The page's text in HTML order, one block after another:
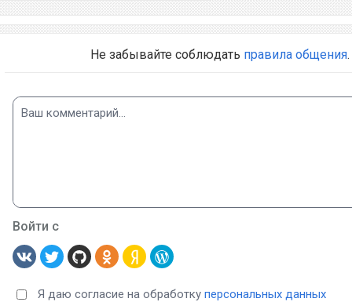
Не забывайте соблюдать правила общения.
Войти с
Я даю согласие на обработку персональных данных